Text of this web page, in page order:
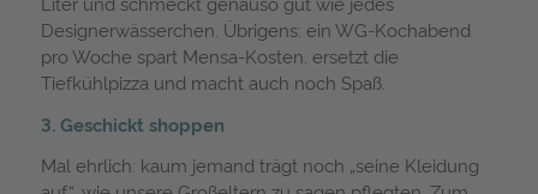
Designerwässerchen. Übrigens: ein WG-Kochabend
pro Woche spart Mensa-Kosten, ersetzt die
Tiefkühlpizza und macht auch noch Spaß.
3. Geschickt shoppen
Mal ehrlich: kaum jemand trägt noch „seine Kleidung